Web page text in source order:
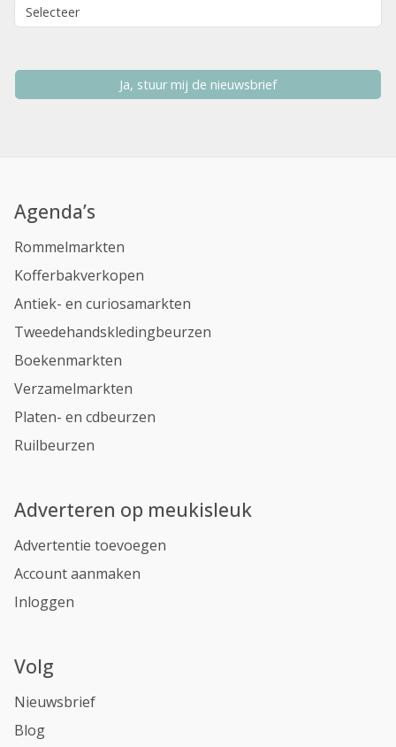
Ja, stuur mij de nieuwsbrief
Agenda’s
Rommelmarkten
Kofferbakverkopen
Antiek- en curiosamarkten
Tweedehandskledingbeurzen
Boekenmarkten
Verzamelmarkten
Platen- en cdbeurzen
Ruilbeurzen
Adverteren op meukisleuk
Advertentie toevoegen
Account aanmaken
Inloggen
Volg
Nieuwsbrief
Blog